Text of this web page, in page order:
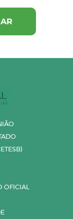
OFICIAL